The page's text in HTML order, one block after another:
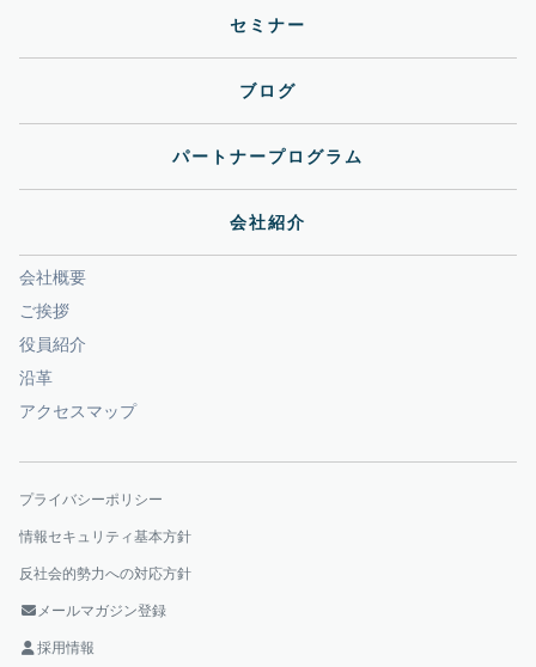
セミナー
ブログ
パートナープログラム
会社紹介
会社概要
ご挨拶
役員紹介
沿革
アクセスマップ
プライバシーポリシー
情報セキュリティ基本方針
反社会的勢力への対応方針
メールマガジン登録
採用情報